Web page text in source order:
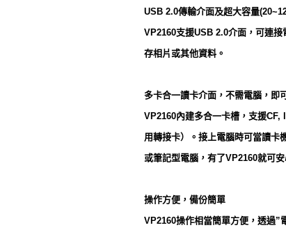
USB 2.0傳輸介面及超大容量
VP2160支援USB 2.0介面，可連
存相片或其他資料。
多卡合一讀卡介面，不需電腦，即
VP2160內建多合一卡槽，支援
用轉接卡）。接上電腦時可當讀卡
或筆記型電腦，有了VP2160就可
操作方便，備份簡單
VP2160操作相當簡單方便，透過”